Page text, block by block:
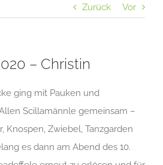
Zurück Vor
– Christin
ging mit Pauken und
Scillamännle gemeinsam –
Knospen, Zwiebel, Tanzgarden
es dann am Abend des 10.